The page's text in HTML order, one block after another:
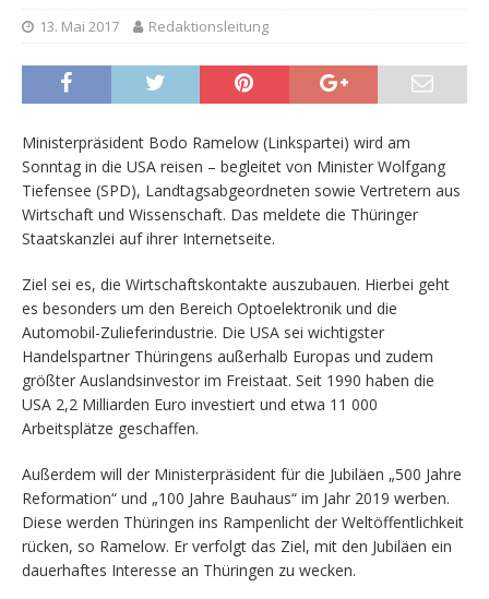
13. Mai 2017 Redaktionsleitung
Ministerpräsident Bodo Ramelow (Linkspartei) wird am
Sonntag in die USA reisen – begleitet von Minister Wolfgang
Tiefensee (SPD), Landtagsabgeordneten sowie Vertretern aus
Wirtschaft und Wissenschaft. Das meldete die Thüringer
Staatskanzlei auf ihrer Internetseite.
Ziel sei es, die Wirtschaftskontakte auszubauen. Hierbei geht
es besonders um den Bereich Optoelektronik und die
Automobil-Zulieferindustrie. Die USA sei wichtigster
Handelspartner Thüringens außerhalb Europas und zudem
größter Auslandsinvestor im Freistaat. Seit 1990 haben die
USA 2,2 Milliarden Euro investiert und etwa 11 000
Arbeitsplätze geschaffen.
Außerdem will der Ministerpräsident für die Jubiläen „500 Jahre
Reformation“ und „100 Jahre Bauhaus“ im Jahr 2019 werben.
Diese werden Thüringen ins Rampenlicht der Weltöffentlichkeit
rücken, so Ramelow. Er verfolgt das Ziel, mit den Jubiläen ein
dauerhaftes Interesse an Thüringen zu wecken.